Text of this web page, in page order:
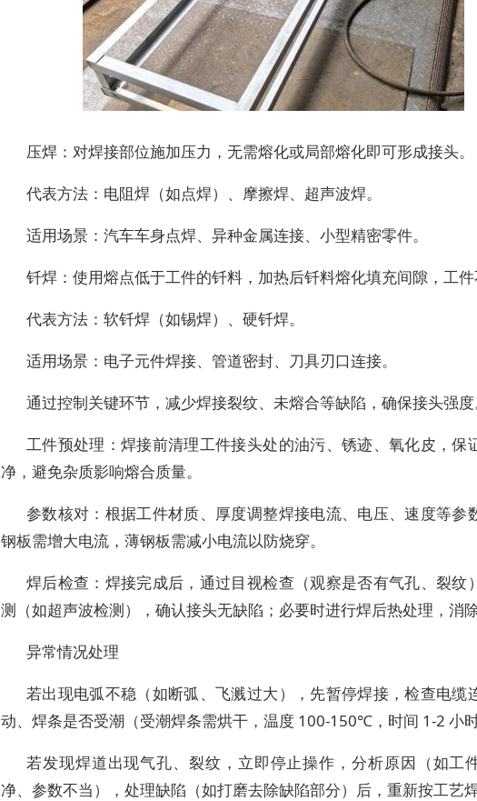
压焊：对焊接部位施加压力，无需熔化或局部熔化即可形成接头。
代表方法：电阻焊（如点焊）、摩擦焊、超声波焊。
适用场景：汽车车身点焊、异种金属连接、小型精密零件。
钎焊：使用熔点低于工件的钎料，加热后钎料熔化填充间隙，工
代表方法：软钎焊（如锡焊）、硬钎焊。
适用场景：电子元件焊接、管道密封、刀具刃口连接。
通过控制关键环节，减少焊接裂纹、未熔合等缺陷，确保接头强
工件预处理：焊接前清理工件接头处的油污、锈迹、氧化皮，保
净，避免杂质影响熔合质量。
参数核对：根据工件材质、厚度调整焊接电流、电压、速度等参
钢板需增大电流，薄钢板需减小电流以防烧穿。
焊后检查：焊接完成后，通过目视检查（观察是否有气孔、裂纹
测（如超声波检测），确认接头无缺陷；必要时进行焊后热处理，消
异常情况处理
若出现电弧不稳（如断弧、飞溅过大），先暂停焊接，检查电缆
动、焊条是否受潮（受潮焊条需烘干，温度 100-150℃，时间 1-2 小
若发现焊道出现气孔、裂纹，立即停止操作，分析原因（如工
净、参数不当），处理缺陷（如打磨去除缺陷部分）后，重新按工艺